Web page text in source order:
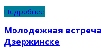
Подробнее
Молодежная
Дзержинске